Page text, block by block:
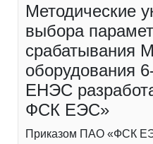
Методические
выбора
срабатывания
оборудования
ЕНЭС
ФСК ЕЭС»
Приказом ПАО «ФСК